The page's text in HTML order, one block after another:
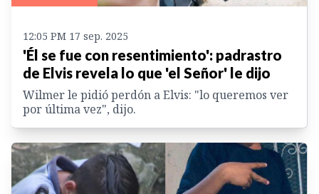
12:05 PM 17 sep. 2025
'Él se fue con resentimiento': padrastro
de Elvis revela lo que 'el Señor' le dijo
Wilmer le pidió perdón a Elvis: "lo queremos ver
por última vez", dijo.